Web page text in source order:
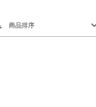
商品排序